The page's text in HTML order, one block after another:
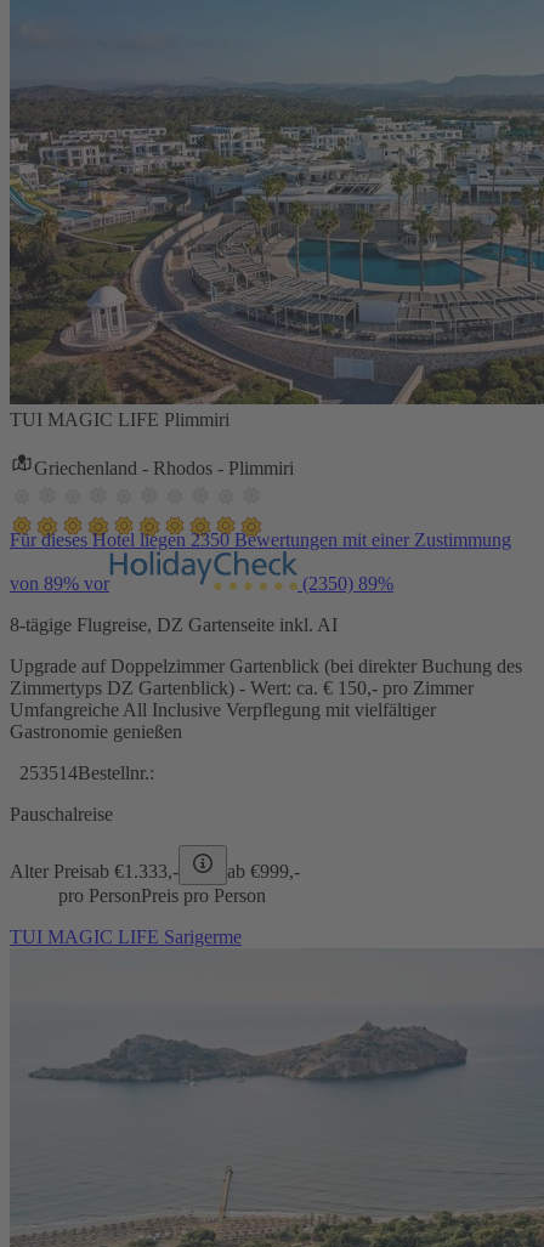
TUI MAGIC LIFE Plimmiri
Griechenland - Rhodos - Plimmiri
Für dieses Hotel liegen 2350 Bewertungen mit einer Zustimmung
von 89% vor (2350) 89%
8-tägige Flugreise, DZ Gartenseite inkl. AI
Upgrade auf Doppelzimmer Gartenblick (bei direkter Buchung des
Zimmertyps DZ Gartenblick) - Wert: ca. € 150,- pro Zimmer
Umfangreiche All Inclusive Verpflegung mit vielfältiger
Gastronomie genießen
253514Bestellnr.:
Pauschalreise
Alter Preisab €1.333,- ab €999,-
pro PersonPreis pro Person
TUI MAGIC LIFE Sarigerme